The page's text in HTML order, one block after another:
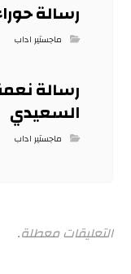
رسالة
ماجستير اداب
رسالة
السعيدي
ماجستير اداب
التعليقات معطلة.